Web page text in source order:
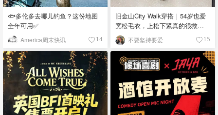
🐟多伦多去哪儿钓鱼？这份地图
全年可用✅
America周末快讯 14
旧金山City Walk穿搭｜54岁也爱
宽松毛衣，上松下紧真的很救比
例
不要坚持要爱 15